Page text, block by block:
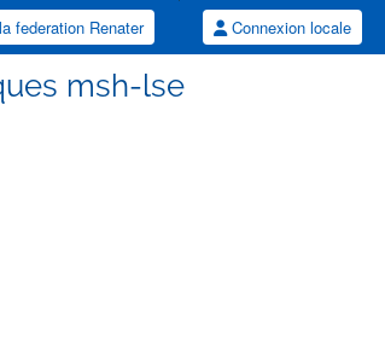
federation Renater Connexion locale
msh-lse